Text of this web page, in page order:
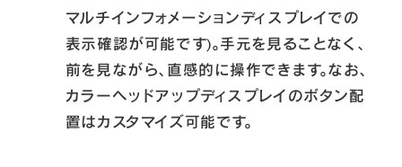
マルチインフォメーションディスプレイでの
表示確認が可能です)。手元を見ることなく、
前を見ながら、直感的に操作できます。なお、
カラーヘッドアップディスプレイのボタン配
置はカスタマイズ可能です。